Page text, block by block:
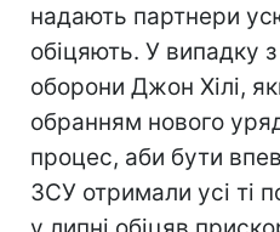
надають партнери
обіцяють. У випадку
оборони Джон Хілі,
обранням нового
процес, аби бути
ЗСУ отримали усі ті